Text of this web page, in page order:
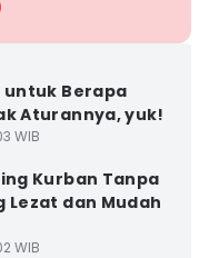
untuk Berapa
Aturannya, yuk!
WIB
Kurban Tanpa
Lezat dan Mudah
WIB